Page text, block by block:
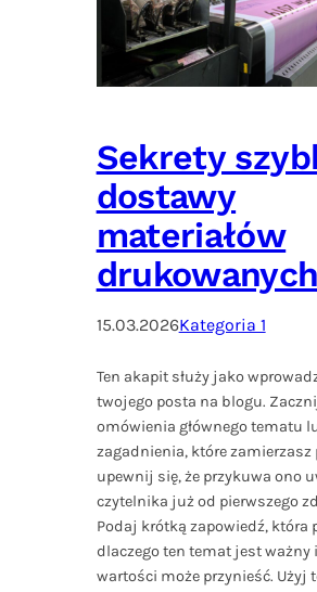
Sekrety
dostawy
materiałów
drukowanych
15.03.2026Kategoria 1
Ten akapit służy jako
twojego posta na blogu.
omówienia głównego tematu
zagadnienia, które zamierzasz
upewnij się, że przykuwa ono
czytelnika już od pierwszego
Podaj krótką zapowiedź, która
dlaczego ten temat jest ważny
wartości może przynieść. Użyj